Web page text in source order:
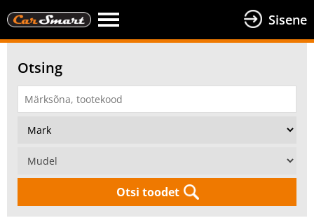
Sisene
Otsing
Otsi toodet